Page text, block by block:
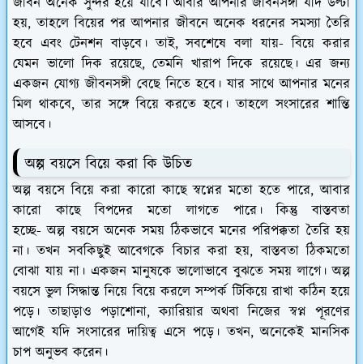
হয়, তাহলে বিয়ের পর আপনার জীবনে অনেক ধরনের সমস্যা তৈরি
হবে এবং টেনশন বাড়বে। তাই, সবশেষে বলা যায়- বিয়ে করার
যেমন ভালো দিক রয়েছে, তেমনি খারাপ দিকে রয়েছে। এর জন্য
একজন যোগ্য জীবনসঙ্গী বেছে নিতে হবে। যার সাথে আপনার মনের
মিল থাকবে, তার সঙ্গে বিয়ে করতে হবে। তাহলে সংসারের শান্তি
আসবে।
অল্প বয়সে বিয়ে করা কি উচিত
অল্প বয়সে বিয়ে করা কারো কাছে স্বপ্নের মতো হতে পারে, আবার
কারো কাছে বিপদের মতো লাগতে পারে। কিন্তু বাস্তবতা
হচ্ছে- অল্প বয়সে অনেক সময় ঠিকভাবে মনের পরিপক্কতা তৈরি হয়
না। তখন সবকিছুই আবেগকে বিচার করা হয়, বাস্তবতা ঠিকমতো
বোঝা যায় না। একজন মানুষকে ভালোভাবে বুঝতে সময় লাগে। অল্প
বয়সে ভুল সিদ্ধান্ত নিয়ে বিয়ে করলে সম্পর্ক টিকিয়ে রাখা কঠিন হয়ে
পড়ে। তাছাড়াও পড়াশোনা, ক্যারিয়ার অথবা নিজের স্বপ্ন পূরণের
আগেই যদি সংসারের দায়িত্ব এসে পড়ে। তখন, অনেকেই মানসিক
চাপ অনুভব করেন।